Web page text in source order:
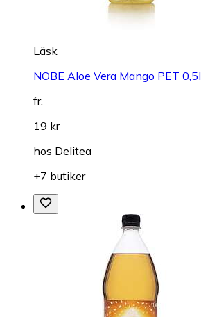
Läsk
NOBE Aloe Vera Mango PET 0,5l
fr.
19 kr
hos Delitea
+7 butiker